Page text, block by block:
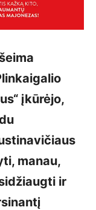
įkūrėjo,
manau,
ir